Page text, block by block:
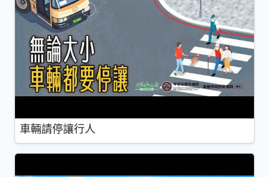
車輛請停讓行人